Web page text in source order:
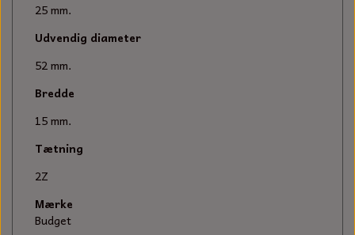
25 mm.
Udvendig diameter
52 mm.
Bredde
15 mm.
Tætning
2Z
Mærke
Budget